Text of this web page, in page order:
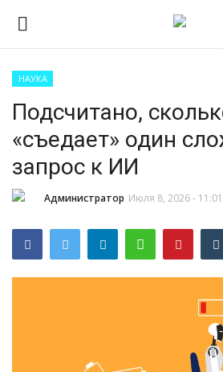
Главная
ПРИЁМНАЯ КАМПАНИЯ 2026
Южно-Уральский
государственный технический
колледж
НАУКА
Подсчитано,
«съедает» один
запрос к ИИ
Администратор Июля 8, 2026 - 11:01